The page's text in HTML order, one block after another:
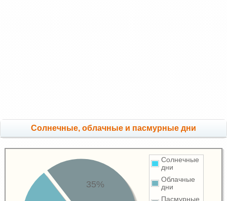
Cолнечные, облачные и пасмурные дни
Солнечные
дни
Облачные
дни
Пасмурные
35%